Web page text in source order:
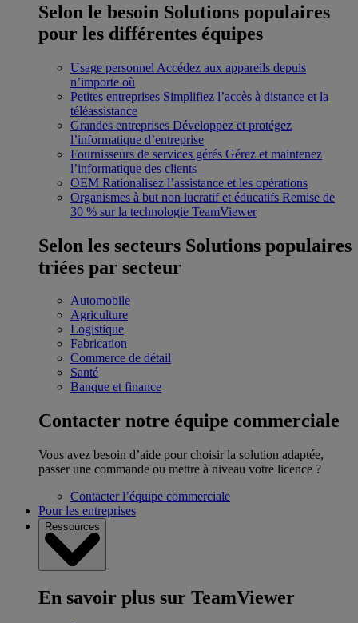
Selon le besoin Solutions populaires
pour les différentes équipes
Usage personnel Accédez aux appareils depuis
n’importe où
Petites entreprises Simplifiez l’accès à distance et la
téléassistance
Grandes entreprises Développez et protégez
l’informatique d’entreprise
Fournisseurs de services gérés Gérez et maintenez
l’informatique des clients
OEM Rationalisez l’assistance et les opérations
Organismes à but non lucratif et éducatifs Remise de
30 % sur la technologie TeamViewer
Selon les secteurs Solutions populaires
triées par secteur
Automobile
Agriculture
Logistique
Fabrication
Commerce de détail
Santé
Banque et finance
Contacter notre équipe commerciale
Vous avez besoin d’aide pour choisir la solution adaptée,
passer une commande ou mettre à niveau votre licence ?
Contacter l’équipe commerciale
Pour les entreprises
Ressources
En savoir plus sur TeamViewer